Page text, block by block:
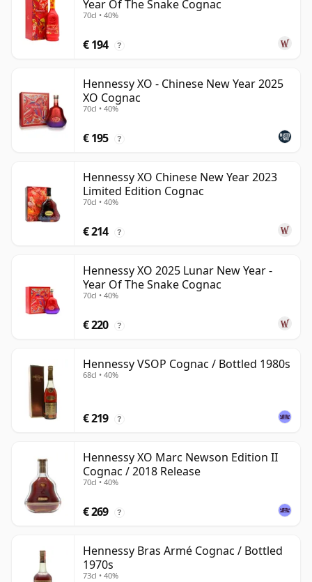
Year Of The Snake Cognac
70cl • 40%
€ 194 ?
Hennessy XO - Chinese New Year 2025
XO Cognac
70cl • 40%
€ 195 ?
Hennessy XO Chinese New Year 2023
Limited Edition Cognac
70cl • 40%
€ 214 ?
Hennessy XO 2025 Lunar New Year -
Year Of The Snake Cognac
70cl • 40%
€ 220 ?
Hennessy VSOP Cognac / Bottled 1980s
68cl • 40%
€ 219 ?
Hennessy XO Marc Newson Edition II
Cognac / 2018 Release
70cl • 40%
€ 269 ?
Hennessy Bras Armé Cognac / Bottled
1970s
73cl • 40%